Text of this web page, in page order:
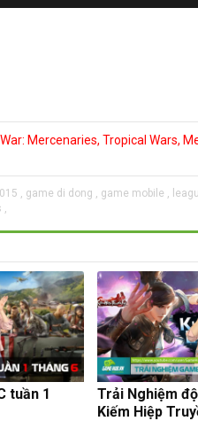
Mercenaries, Tropical Wars,
, game di dong , game mobile ,
,
tuần 1
Trải Nghiệm
Kiếm Hiệp